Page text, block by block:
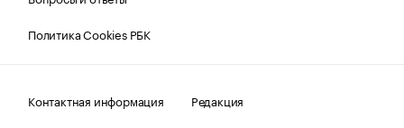
Политика Cookies РБК
Контактная информация
Редакция